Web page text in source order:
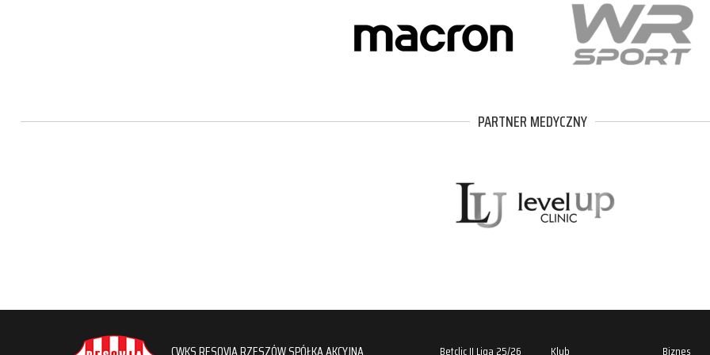
PARTNER MEDYCZNY
Betclic II Liga 25/26 Klub Biznes